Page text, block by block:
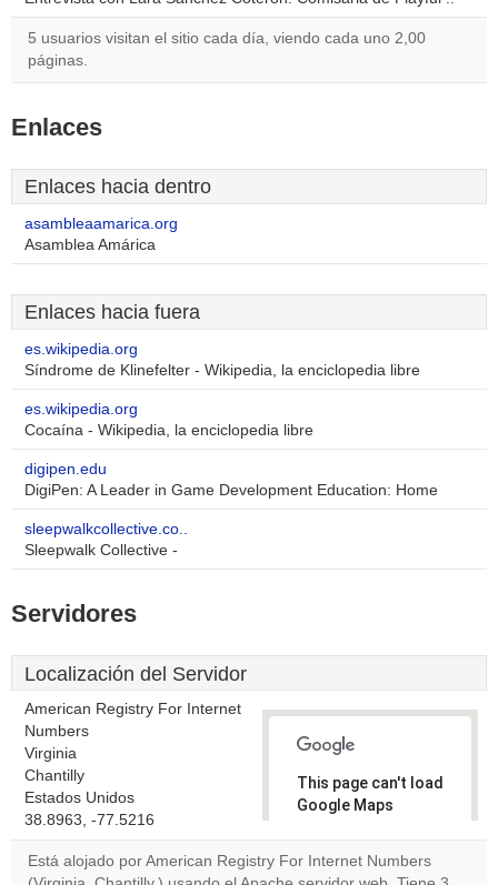
5 usuarios visitan el sitio cada día, viendo cada uno 2,00
páginas.
Enlaces
Enlaces hacia dentro
asambleaamarica.org
Asamblea Amárica
Enlaces hacia fuera
es.wikipedia.org
Síndrome de Klinefelter - Wikipedia, la enciclopedia libre
es.wikipedia.org
Cocaína - Wikipedia, la enciclopedia libre
digipen.edu
DigiPen: A Leader in Game Development Education: Home
sleepwalkcollective.co..
Sleepwalk Collective -
Servidores
Localización del Servidor
American Registry For Internet
Numbers
Virginia
Chantilly
Estados Unidos
38.8963, -77.5216
This page can't load
Google Maps
Do you
Está alojado por American Registry For Internet Numbers